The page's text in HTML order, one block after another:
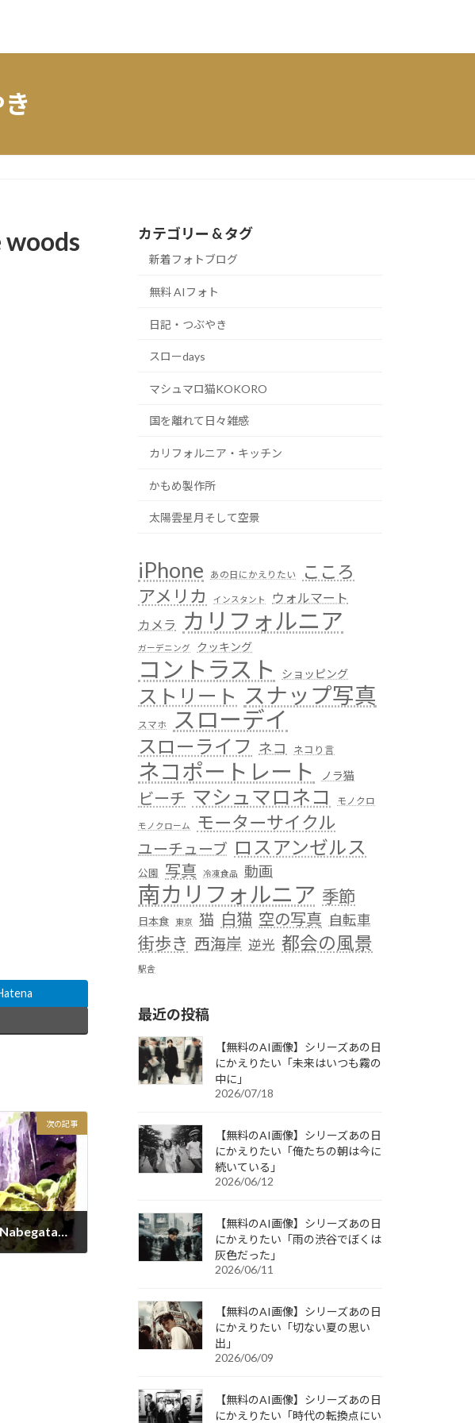
次の記事
Free watercolor illustrations: Nabegataki Ogunimachi Kumamoto, JAPAN
カテゴリー & タグ
新着フォトブログ
無料 AIフォト
日記・つぶやき
スローdays
マシュマロ猫KOKORO
国を離れて日々雑感
カリフォルニア・キッチン
かもめ製作所
太陽雲星月そして空景
iPhone あの日にかえりたい
こころ
アメリカ
インスタント
ウォルマート
カメラ
カリフォルニア
ガーデニング クッキング
コントラスト ショッピング
ストリート スナップ写真
スマホ スローデイ
スローライフ ネコ ネコり言
ネコポートレート ノラ猫
ビーチ マシュマロネコ モノクロ
モノクローム モーターサイクル
ユーチューブ ロスアンゼルス
公園 写真 冷凍食品 動画
南カリフォルニア 季節
日本食 東京 猫 白猫 空の写真 自転車
街歩き 西海岸 逆光 都会の風景
駅舎
最近の投稿
【無料のAI画像】シリーズあの日
にかえりたい「未来はいつも霧の
中に」
2026/07/18
【無料のAI画像】シリーズあの日
にかえりたい「俺たちの朝は今に
続いている」
2026/06/12
【無料のAI画像】シリーズあの日
にかえりたい「雨の渋谷でぼくは
灰色だった」
2026/06/11
【無料のAI画像】シリーズあの日
にかえりたい「切ない夏の思い
出」
2026/06/09
【無料のAI画像】シリーズあの日
にかえりたい「時代の転換点にい